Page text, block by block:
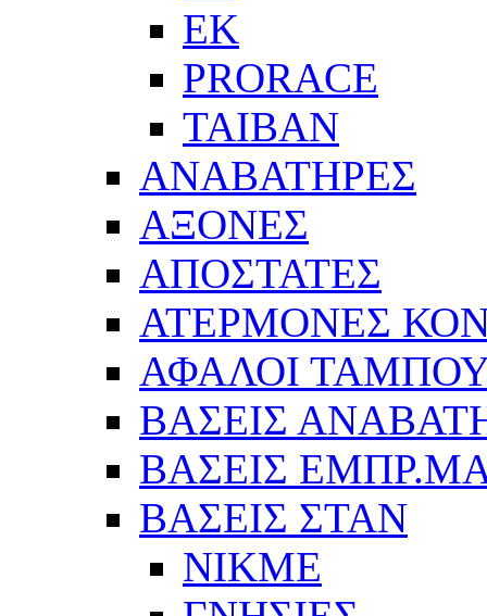
EK
PRORACE
ΤΑΙΒΑΝ
ΑΝΑΒΑΤΗΡΕΣ
ΑΞΟΝΕΣ
ΑΠΟΣΤΑΤΕΣ
ΑΤΕΡΜΟΝΕΣ
ΑΦΑΛΟΙ
ΒΑΣΕΙΣ
ΒΑΣΕΙΣ
ΒΑΣΕΙΣ ΣΤΑΝ
ΝΙΚΜΕ